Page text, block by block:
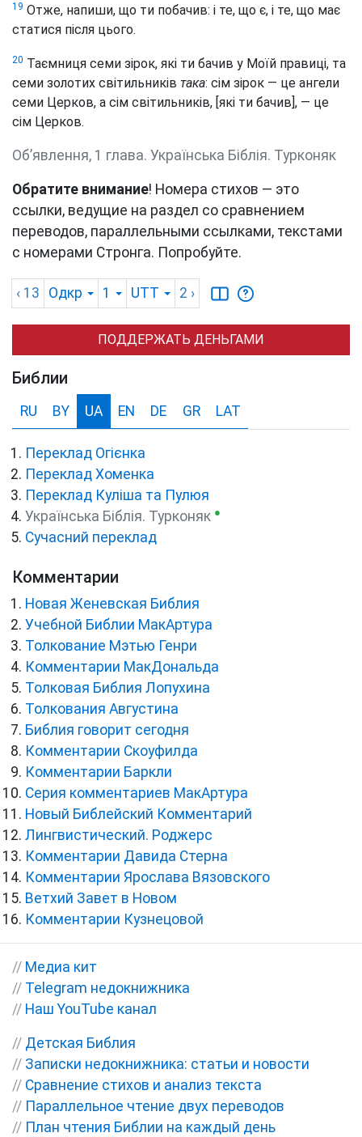
19 Отже, напиши, що ти побачив: і те, що є, і те, що має
статися після цього.
20 Таємниця семи зірок, які ти бачив у Моїй правиці, та
семи золотих світильників така: сім зірок — це ангели
семи Церков, а сім світильників, [які ти бачив], — це
сім Церков.
Об’явлення, 1 глава. Українська Біблія. Турконяк
Обратите внимание! Номера стихов — это
ссылки, ведущие на раздел со сравнением
переводов, параллельными ссылками, текстами
с номерами Стронга. Попробуйте.
‹ 13 Одкр 1 UTT 2 ›
ПОДДЕРЖАТЬ ДЕНЬГАМИ
Библии
RU BY UA EN DE GR LAT
Переклад Огієнка
Переклад Хоменка
Переклад Куліша та Пулюя
Українська Біблія. Турконяк ●
Сучасний переклад
Комментарии
Новая Женевская Библия
Учебной Библии МакАртура
Толкование Мэтью Генри
Комментарии МакДональда
Толковая Библия Лопухина
Толкования Августина
Библия говорит сегодня
Комментарии Скоуфилда
Комментарии Баркли
Серия комментариев МакАртура
Новый Библейский Комментарий
Лингвистический. Роджерс
Комментарии Давида Стерна
Комментарии Ярослава Вязовского
Ветхий Завет в Новом
Комментарии Кузнецовой
// Медиа кит
// Telegram недокнижника
// Наш YouTube канал
// Детская Библия
// Записки недокнижника: статьи и новости
// Сравнение стихов и анализ текста
// Параллельное чтение двух переводов
// План чтения Библии на каждый день